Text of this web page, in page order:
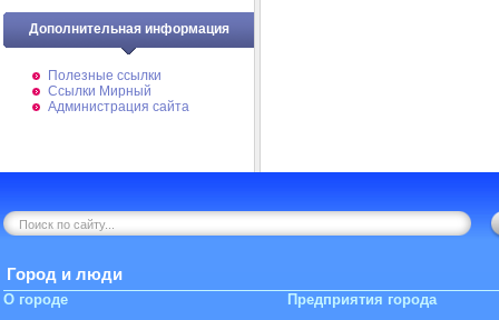
Дополнительная информация
Полезные ссылки
Ссылки Мирный
Администрация сайта
Город и люди
О городе Предприятия города